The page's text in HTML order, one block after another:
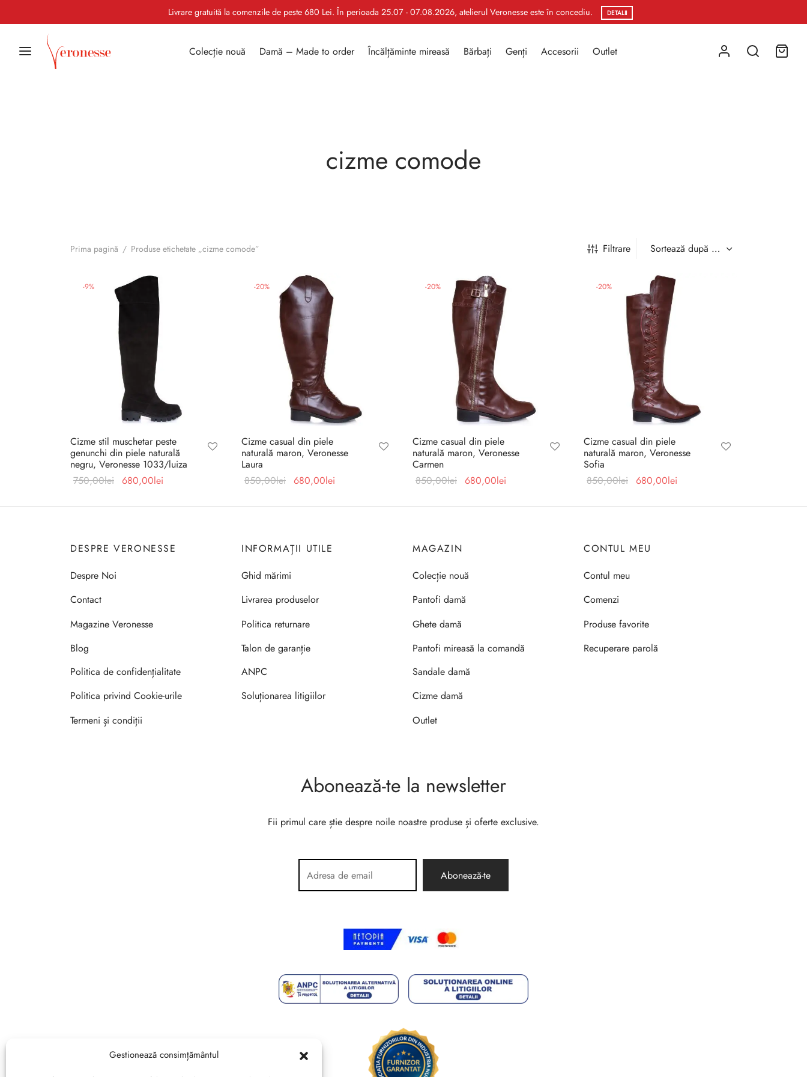
Gestionează consimțământul
Livrare gratuită la comenzile de peste 680 Lei. În perioada 25.07 - 07.08.2026, atelierul Veronesse este în concediu. DETALII
Colecție nouă Damă – Made to order Încălțăminte mireasă Bărbați Genți Accesorii Outlet
cizme comode
Prima pagină / Produse etichetate „cizme comode” Filtrare
-9%
Cizme stil muschetar peste
genunchi din piele naturală
negru, Veronesse 1033/luiza
750,00lei Prețul
fost:
680,00lei
este:
-20%
Cizme casual din piele
naturală maron, Veronesse
Laura
850,00lei Prețul
fost:
680,00lei
este:
-20%
Cizme casual din piele
naturală maron, Veronesse
Carmen
850,00lei Prețul
fost:
680,00lei
este:
-20%
Cizme casual din piele
naturală maron, Veronesse
Sofia
850,00lei Prețul
fost:
680,00lei
este:
DESPRE VERONESSE
Despre Noi
Contact
Magazine Veronesse
Blog
Politica de confidențialitate
Politica privind Cookie-urile
Termeni și condiții
INFORMAȚII UTILE
Ghid mărimi
Livrarea produselor
Politica returnare
Talon de garanție
ANPC
Soluționarea litigiilor
MAGAZIN
Colecție nouă
Pantofi damă
Ghete damă
Pantofi mireasă la comandă
Sandale damă
Cizme damă
Outlet
CONTUL MEU
Contul meu
Comenzi
Produse favorite
Recuperare parolă
Abonează-te la newsletter
Fii primul care știe despre noile noastre produse și oferte exclusive.